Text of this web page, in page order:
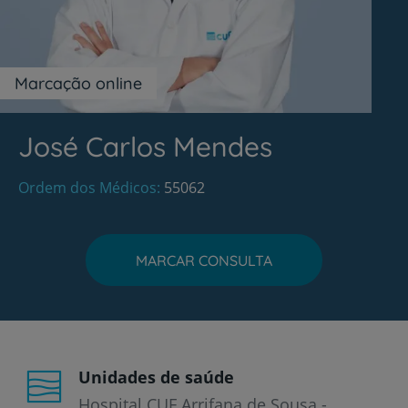
Marcação online
José Carlos Mendes
Ordem dos Médicos 55062
MARCAR CONSULTA
Unidades de saúde